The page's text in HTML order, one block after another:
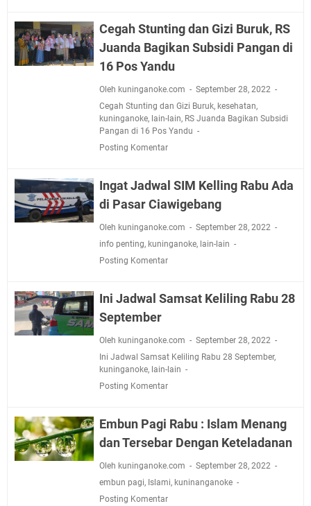
Cegah Stunting dan Gizi Buruk, RS
Juanda Bagikan Subsidi Pangan di
16 Pos Yandu
Oleh kuninganoke.com
September 28, 2022
Cegah Stunting dan Gizi Buruk, kesehatan,
kuninganoke, lain-lain, RS Juanda Bagikan Subsidi
Pangan di 16 Pos Yandu
Posting Komentar
Ingat Jadwal SIM Kelling Rabu Ada
di Pasar Ciawigebang
Oleh kuninganoke.com
September 28, 2022
info penting, kuninganoke, lain-lain
Posting Komentar
Ini Jadwal Samsat Keliling Rabu 28
September
Oleh kuninganoke.com
September 28, 2022
Ini Jadwal Samsat Keliling Rabu 28 September,
kuninganoke, lain-lain
Posting Komentar
Embun Pagi Rabu : Islam Menang
dan Tersebar Dengan Keteladanan
Oleh kuninganoke.com
September 28, 2022
embun pagi, Islami, kuninanganoke
Posting Komentar